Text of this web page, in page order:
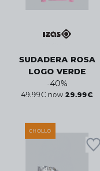
SUDADERA ROSA
LOGO VERDE
-40%
49.99€ now 29.99€
CHOLLO